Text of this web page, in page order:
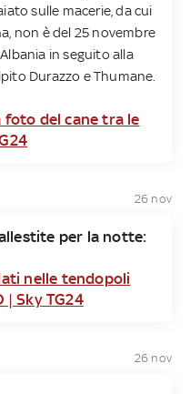
sulle macerie, da cui
non è del 25 novembre
in seguito alla
Durazzo e Thumane.
foto del cane tra le
26 nov
per la notte:
nelle tendopoli
| Sky TG24
26 nov